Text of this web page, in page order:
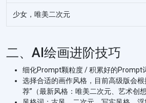
少女，唯美二次元
二、AI绘画进阶技巧
细化Prompt颗粒度 / 积累好的Prompt
选择合适的画作风格，目前高级版会
荐”（最新风格：唯美二次元、艺术创想